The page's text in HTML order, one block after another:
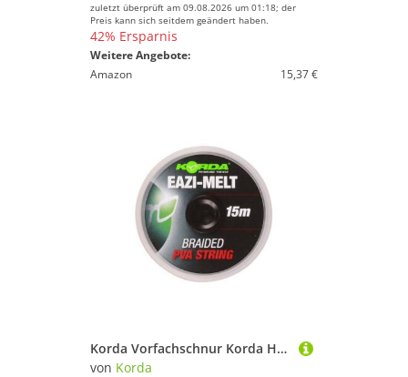
zuletzt überprüft am 09.08.2026 um 01:18; der
Preis kann sich seitdem geändert haben.
42% Ersparnis
Weitere Angebote:
Amazon
15,37 €
Korda Vorfachschnur Korda Heavy PVA String - 15m PVA-Schnur, (15-St)
von Korda